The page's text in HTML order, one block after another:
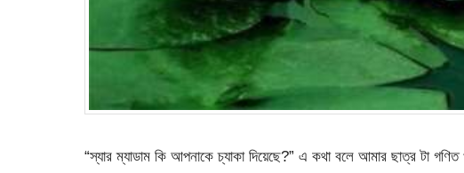
“স্যার ম্যাডাম কি আপনাকে চ্যাকা দিয়েছে?” এ কথা বলে আমার ছাত্র টা